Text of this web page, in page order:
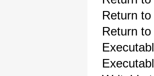
Return
Return